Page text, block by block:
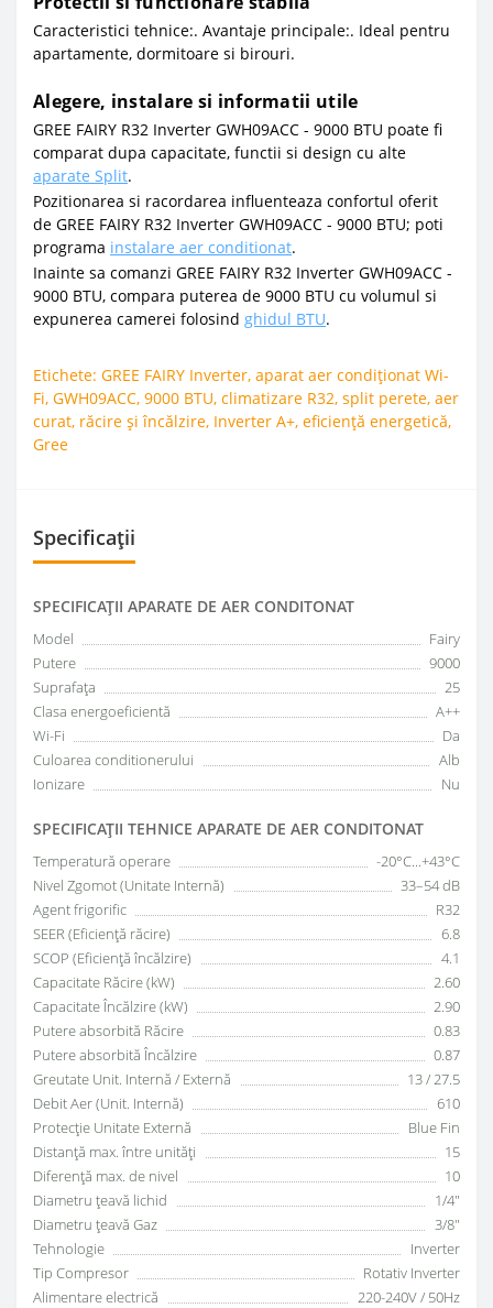
Caracteristici tehnice:. Avantaje principale:. Ideal pentru
apartamente, dormitoare si birouri.
Alegere, instalare si informatii utile
GREE FAIRY R32 Inverter GWH09ACC - 9000 BTU poate fi
comparat dupa capacitate, functii si design cu alte
aparate Split.
Pozitionarea si racordarea influenteaza confortul oferit
de GREE FAIRY R32 Inverter GWH09ACC - 9000 BTU; poti
programa instalare aer conditionat.
Inainte sa comanzi GREE FAIRY R32 Inverter GWH09ACC -
9000 BTU, compara puterea de 9000 BTU cu volumul si
expunerea camerei folosind ghidul BTU.
Etichete: GREE FAIRY Inverter, aparat aer condiționat Wi-
Fi, GWH09ACC, 9000 BTU, climatizare R32, split perete, aer
curat, răcire și încălzire, Inverter A+, eficiență energetică,
Gree
Specificații
SPECIFICAŢII APARATE DE AER CONDITONAT
Model
Fairy
Putere
9000
Suprafața
25
Clasa energoeficientă
A++
Wi-Fi
Da
Culoarea conditionerului
Alb
Ionizare
Nu
SPECIFICAŢII TEHNICE APARATE DE AER CONDITONAT
Temperatură operare
-20°C...+43°C
Nivel Zgomot (Unitate Internă)
33–54 dB
Agent frigorific
R32
SEER (Eficiență răcire)
6.8
SCOP (Eficiență încălzire)
4.1
Capacitate Răcire (kW)
2.60
Capacitate Încălzire (kW)
2.90
Putere absorbită Răcire
0.83
Putere absorbită Încălzire
0.87
Greutate Unit. Internă / Externă
13 / 27.5
Debit Aer (Unit. Internă)
610
Protecție Unitate Externă
Blue Fin
Distanță max. între unități
15
Diferență max. de nivel
10
Diametru țeavă lichid
1/4"
Diametru țeavă Gaz
3/8"
Tehnologie
Inverter
Tip Compresor
Rotativ Inverter
Alimentare electrică
220-240V / 50Hz